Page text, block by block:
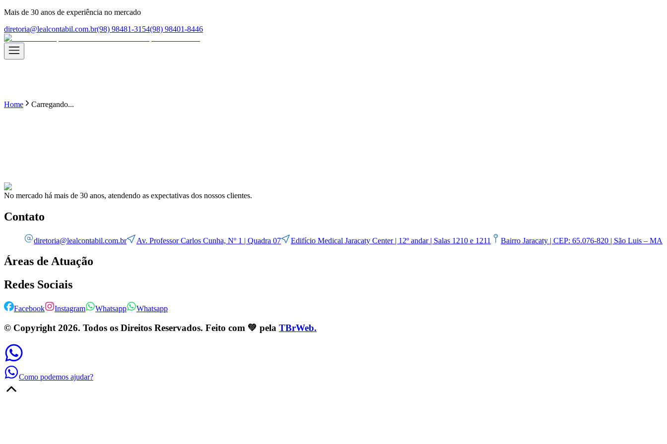
Mais de 30 anos de experiência no mercado
diretoria@lealcontabil.com.br(98) 98481-3154(98) 98401-8446
Home Carregando...
No mercado há mais de 30 anos, atendendo as expectativas dos nossos clientes.
Contato
diretoria@lealcontabil.com.br Av. Professor Carlos Cunha, Nº 1 | Quadra 07 Edifício Medical Jaracaty Center | 12º andar | Salas 1210 e 1211 Bairro Jaracaty | CEP: 65.076-820 | São Luis – MA
Áreas de Atuação
Redes Sociais
Facebook Instagram Whatsapp Whatsapp
© Copyright 2026. Todos os Direitos Reservados. Feito com 💚 pela TBrWeb.
Como podemos ajudar?